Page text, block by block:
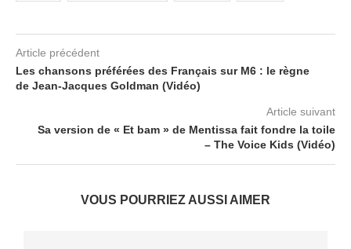
Article précédent
Les chansons préférées des Français sur M6 : le règne
de Jean-Jacques Goldman (Vidéo)
Article suivant
Sa version de « Et bam » de Mentissa fait fondre la toile
– The Voice Kids (Vidéo)
VOUS POURRIEZ AUSSI AIMER